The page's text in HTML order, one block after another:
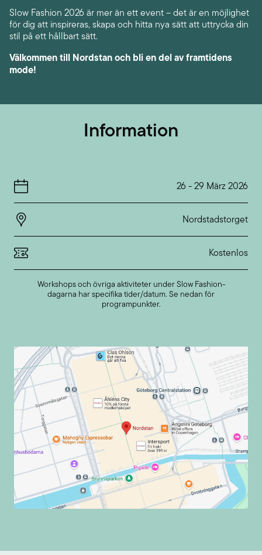
Slow Fashion 2026 är mer än ett event – det är en möjlighet
för dig att inspireras, skapa och hitta nya sätt att uttrycka din
stil på ett hållbart sätt.
Välkommen till Nordstan och bli en del av framtidens
mode!
Information
26 -29 März 2026
Nordstadstorget
Kostenlos
Workshops och övriga aktiviteter under Slow Fashion-
dagarna har specifika tider/datum. Se nedan för
programpunkter.